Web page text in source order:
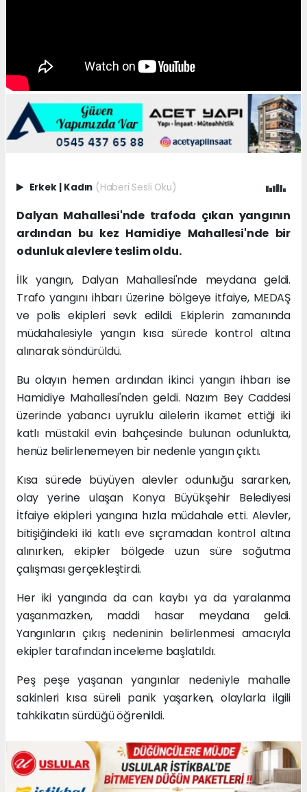
Erkek | Kadın (Haberi Sesli Oku)
Dalyan Mahallesi'nde trafoda çıkan yangının
ardından bu kez Hamidiye Mahallesi'nde bir
odunluk alevlere teslim oldu.
İlk yangın, Dalyan Mahallesi'nde meydana geldi.
Trafo yangını ihbarı üzerine bölgeye itfaiye, MEDAŞ
ve polis ekipleri sevk edildi. Ekiplerin zamanında
müdahalesiyle yangın kısa sürede kontrol altına
alınarak söndürüldü.
Bu olayın hemen ardından ikinci yangın ihbarı ise
Hamidiye Mahallesi'nden geldi. Nazım Bey Caddesi
üzerinde yabancı uyruklu ailelerin ikamet ettiği iki
katlı müstakil evin bahçesinde bulunan odunlukta,
henüz belirlenemeyen bir nedenle yangın çıktı.
Kısa sürede büyüyen alevler odunluğu sararken,
olay yerine ulaşan Konya Büyükşehir Belediyesi
İtfaiye ekipleri yangına hızla müdahale etti. Alevler,
bitişiğindeki iki katlı eve sıçramadan kontrol altına
alınırken, ekipler bölgede uzun süre soğutma
çalışması gerçekleştirdi.
Her iki yangında da can kaybı ya da yaralanma
yaşanmazken, maddi hasar meydana geldi.
Yangınların çıkış nedeninin belirlenmesi amacıyla
ekipler tarafından inceleme başlatıldı.
Peş peşe yaşanan yangınlar nedeniyle mahalle
sakinleri kısa süreli panik yaşarken, olaylarla ilgili
tahkikatın sürdüğü öğrenildi.